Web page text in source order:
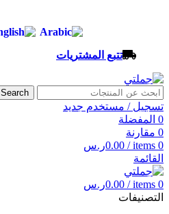
تتبع المشتريات
Search
تسجيل / مستخدم جديد
0 المفضلة
0 مقارنة
0
items
/
0.00ر.س
القائمة
0
items
/
0.00ر.س
التصنيفات